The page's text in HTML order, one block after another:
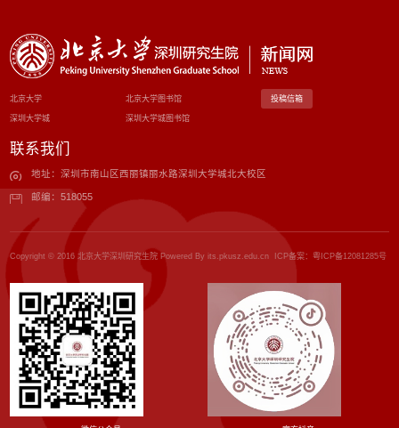
北京大学 北京大学图书馆
深圳大学城 深圳大学城图书馆
投稿信箱
联系我们
地址：深圳市南山区西丽镇丽水路深圳大学城北大校区
邮编：518055
Copyright © 2016 北京大学深圳研究生院 Powered By its.pkusz.edu.cn ICP备案：粤ICP备12081285号